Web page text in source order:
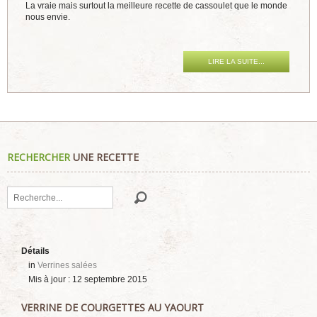
La vraie mais surtout la meilleure recette de cassoulet que le monde
nous envie.
LIRE LA SUITE...
RECHERCHERUNE RECETTE
Rechercher
Détails
in Verrines salées
Mis à jour : 12 septembre 2015
VERRINE DE COURGETTES AU YAOURT